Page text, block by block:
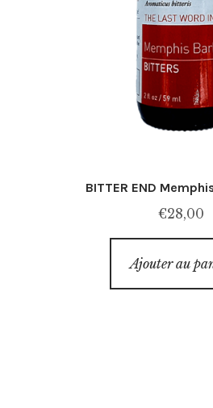
BITTER END
€28,00
Ajouter au